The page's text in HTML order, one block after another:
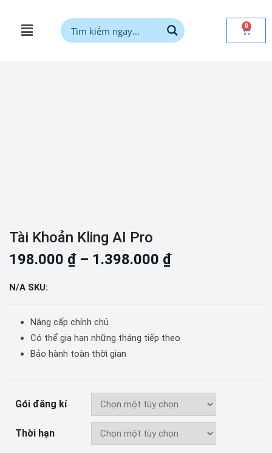
0
Tài Khoản Kling AI Pro
198.000 ₫– 1.398.000 ₫
N/A SKU:
Nâng cấp chính chủ
Có thể gia hạn những tháng tiếp theo
Bảo hành toàn thời gian
Gói đăng kí
Thời hạn